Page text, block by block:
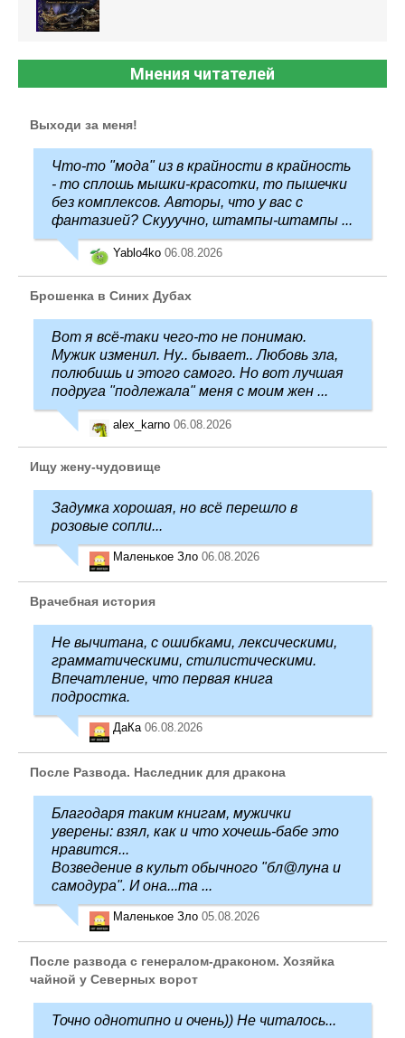
Мнения читателей
Выходи за меня!
Что-то "мода" из в крайности в крайность
- то сплошь мышки-красотки, то пышечки
без комплексов. Авторы, что у вас с
фантазией? Скууучно, штампы-штампы ...
Yablo4ko 06.08.2026
Брошенка в Синих Дубах
Вот я всё-таки чего-то не понимаю.
Мужик изменил. Ну.. бывает.. Любовь зла,
полюбишь и этого самого. Но вот лучшая
подруга "подлежала" меня с моим жен ...
alex_karno 06.08.2026
Ищу жену-чудовище
Задумка хорошая, но всё перешло в
розовые сопли...
Маленькое Зло 06.08.2026
Врачебная история
Не вычитана, с ошибками, лексическими,
грамматическими, стилистическими.
Впечатление, что первая книга
подростка.
ДаКа 06.08.2026
После Развода. Наследник для дракона
Благодаря таким книгам, мужички
уверены: взял, как и что хочешь-бабе это
нравится...
Возведение в культ обычного "бл@луна и
самодура". И она...та ...
Маленькое Зло 05.08.2026
После развода с генералом-драконом. Хозяйка
чайной у Северных ворот
Точно однотипно и очень)) Не читалось...